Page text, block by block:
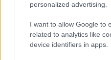
personalized advertising.
I want to allow Google to
related to analytics like
device identifiers in apps.
TERMÉSZETFELETTI
TITKOK: ITT A